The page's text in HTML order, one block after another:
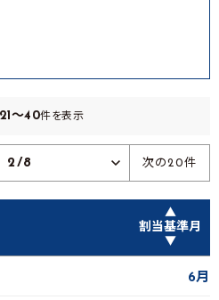
21～40件を表示
2/8 次の20件
▲
割当基準月
▼
6月